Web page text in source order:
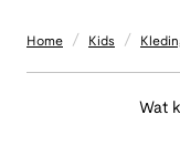
Home / Kids /
Wat